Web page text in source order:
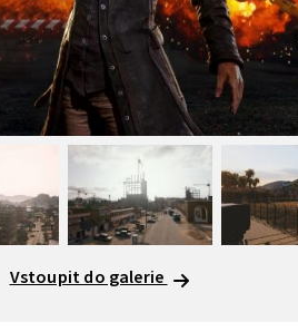
Vstoupit do galerie